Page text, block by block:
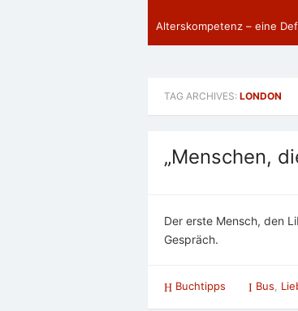
Alterskompetenz – eine
TAG ARCHIVES: LONDON
„Menschen,
Der erste Mensch, den
Gespräch.
Buchtipps Bus